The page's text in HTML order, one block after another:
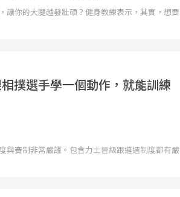
讓你的大腿越發壯碩？健身教練表示，其實，想要
撲選手學一個動作，就能訓練
與賽制非常嚴謹。包含力士晉級跟遴選制度都有嚴